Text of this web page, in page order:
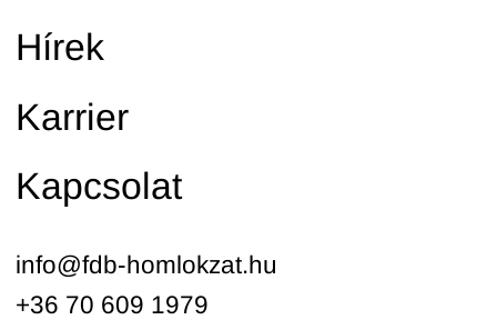
Hírek
Karrier
Kapcsolat
info@fdb-homlokzat.hu
+36 70 609 1979